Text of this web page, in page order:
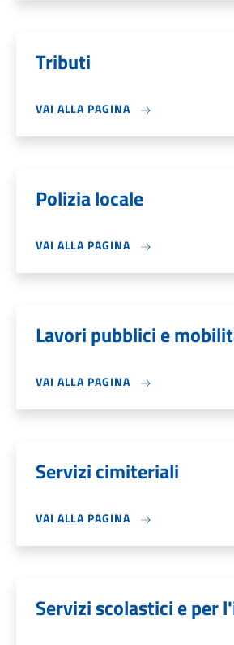
Tributi
VAI ALLA PAGINA
Polizia locale
VAI ALLA PAGINA
Lavori pubblici e
VAI ALLA PAGINA
Servizi cimiteriali
VAI ALLA PAGINA
Servizi scolastici e per